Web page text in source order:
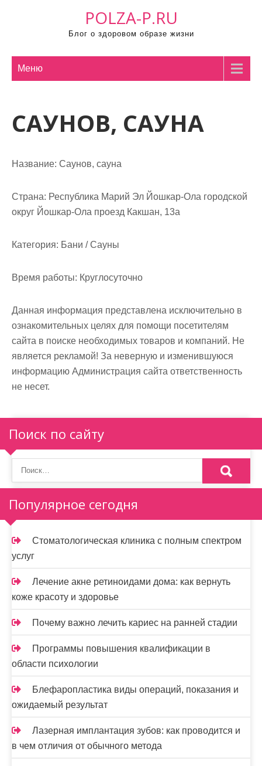
POLZA-P.RU
Блог о здоровом образе жизни
Меню
САУНОВ, САУНА
Название: Саунов, сауна
Страна: Республика Марий Эл Йошкар-Ола городской
округ Йошкар-Ола проезд Какшан, 13а
Категория: Бани / Сауны
Время работы: Круглосуточно
Данная информация представлена исключительно в
ознакомительных целях для помощи посетителям
сайта в поиске необходимых товаров и компаний. Не
является рекламой! За неверную и изменившуюся
информацию Администрация сайта ответственность
не несет.
Поиск по сайту
Популярное сегодня
Стоматологическая клиника с полным спектром
услуг
Лечение акне ретиноидами дома: как вернуть
коже красоту и здоровье
Почему важно лечить кариес на ранней стадии
Программы повышения квалификации в
области психологии
Блефаропластика виды операций, показания и
ожидаемый результат
Лазерная имплантация зубов: как проводится и
в чем отличия от обычного метода